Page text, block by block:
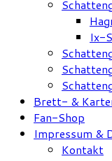
Ix-
Brett- &
Fan-Shop
Impressum &
Kontakt